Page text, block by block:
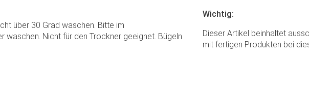
über 30 Grad waschen. Bitte im
waschen. Nicht für den Trockner geeignet. Bügeln
Wichtig:
Dieser Artikel beinhaltet
mit fertigen Produkten bei